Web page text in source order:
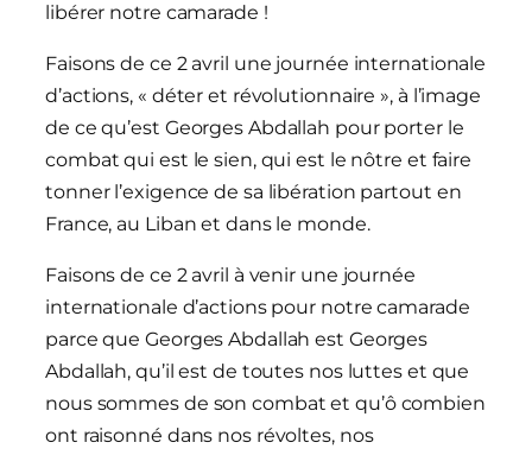
libérer notre camarade !
Faisons de ce 2 avril une journée internationale
d’actions, « déter et révolutionnaire », à l’image
de ce qu’est Georges Abdallah pour porter le
combat qui est le sien, qui est le nôtre et faire
tonner l’exigence de sa libération partout en
France, au Liban et dans le monde.
Faisons de ce 2 avril à venir une journée
internationale d’actions pour notre camarade
parce que Georges Abdallah est Georges
Abdallah, qu’il est de toutes nos luttes et que
nous sommes de son combat et qu’ô combien
ont raisonné dans nos révoltes, nos